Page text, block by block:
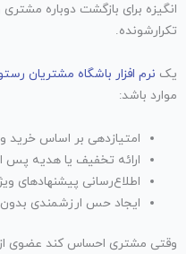
انگیزه برای بازگشت دوباره
تکرارشونده.
یک نرم افزار باشگاه مشتریان
موارد باشد:
امتیازدهی بر اساس خرید
ارائه تخفیف یا هدیه
اطلاع‌رسانی پیشنهادهای
ایجاد حس ارزشمندی
وقتی مشتری احساس کند عضوی